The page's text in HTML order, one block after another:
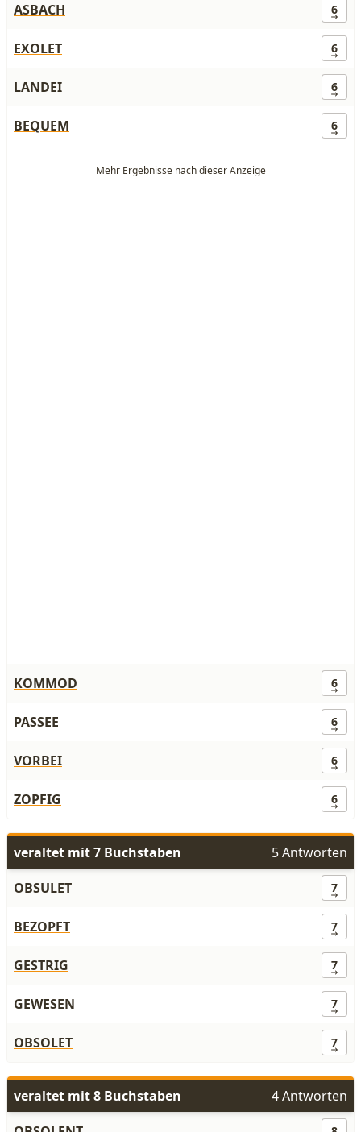
ASBACH
6
EXOLET 6
LANDEI 6
BEQUEM 6
KOMMOD 6
PASSEE 6
VORBEI 6
ZOPFIG 6
veraltet mit 7 Buchstaben
5 Antworten
OBSULET
7
BEZOPFT 7
GESTRIG 7
GEWESEN 7
OBSOLET 7
veraltet mit 8 Buchstaben
4 Antworten